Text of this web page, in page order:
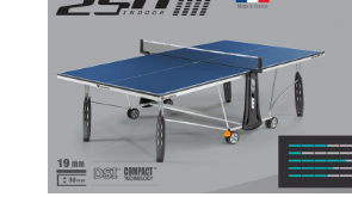
konieczna, do udzielenia odpowiedzi, może
wycofana, kontaktując się z
biuro@ss24.pllub telefon+48 600 555 801
Dane będą przechowywane do czasu
zapytanie lub cofnięcia zgody. Osobie,
przysługuje prawo dostępu do swoich
żądania zaprzestania przetwarzania,
przetwarzania, a także prawo wniesienia
Urzędu Ochrony Danych Osobowych.